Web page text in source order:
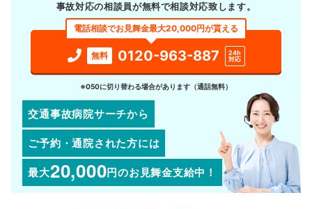
事故対応の相談員が無料で相談対応致します。
電話相談でお見舞金最大20,000円が貰える
無料 0120-963-887
24h
対応
※050に切り替わる場合があります（通話無料）
交通事故病院サーチから
ご予約・通院された方には
最大20,000円のお見舞金支給中！